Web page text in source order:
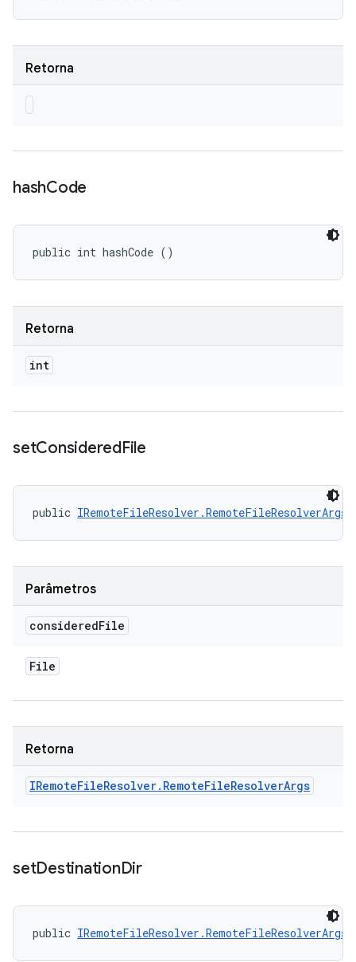
Retorna
hashCode
public int hashCode ()
Retorna
int
setConsideredFile
public IRemoteFileResolver.RemoteFileResolverArgs
Parâmetros
consideredFile
File
Retorna
IRemoteFileResolver. RemoteFileResolverArgs
setDestinationDir
public IRemoteFileResolver.RemoteFileResolverArgs